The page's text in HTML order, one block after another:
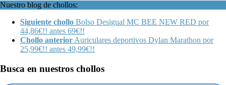
Nuestro blog de chollos:
Siguiente chollo Bolso Desigual MC BEE NEW RED por
44,86€!! antes 69€!!
Chollo anterior Auriculares deportivos Dylan Marathon por
25,99€!! antes 49,99€!!
Busca en nuestros chollos